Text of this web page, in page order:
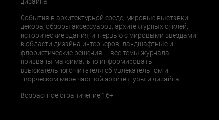
События в архитектурной среде, мировые выставки
декора, обзоры аксессуаров, архитектурных стилей,
исторические здания, интервью с мировыми звездами
в области дизайна интерьеров, ландшафтные и
флористические решения — все темы журнала
призваны максимально информировать
взыскательного читателя об увлекательном и
творческом мире частной архитектуры и дизайна.
Возрастное ограничение 16+